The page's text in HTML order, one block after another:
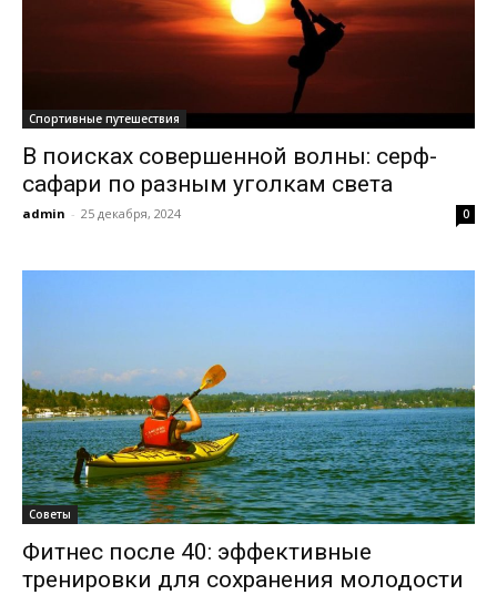
Спортивные путешествия
В поисках совершенной волны: серф-
сафари по разным уголкам света
admin - 25 декабря, 2024 0
Советы
Фитнес после 40: эффективные
тренировки для сохранения молодости